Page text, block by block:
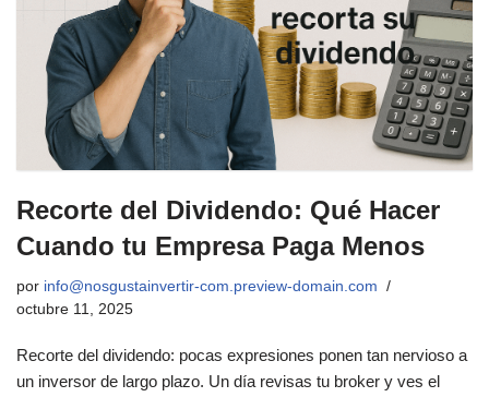
Recorte del Dividendo: Qué Hacer
Cuando tu Empresa Paga Menos
por info@nosgustainvertir-com.preview-domain.com
octubre 11, 2025
Recorte del dividendo: pocas expresiones ponen tan nervioso a
un inversor de largo plazo. Un día revisas tu broker y ves el